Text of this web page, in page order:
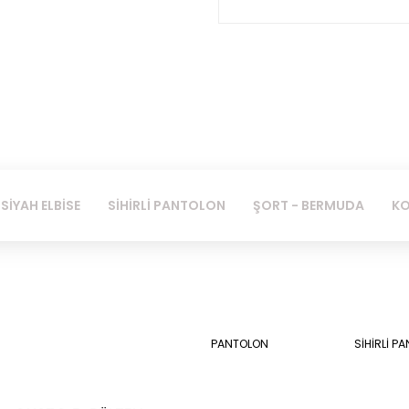
SİYAH ELBİSE SİHİRLİ PANTOLON ŞORT - BERMUDA
PANTOLON SİHİRLİ